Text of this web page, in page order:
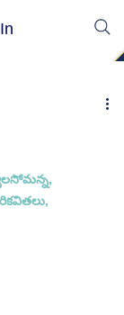
్వాలసోమన్న,
కవితలు,